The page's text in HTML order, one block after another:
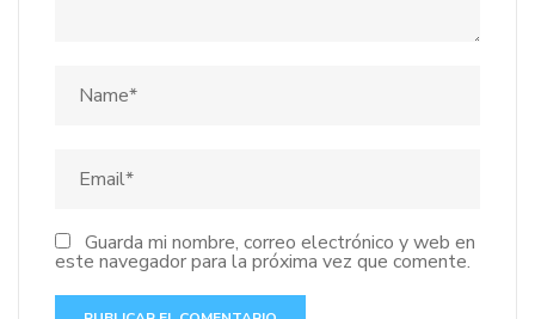
Guarda mi nombre, correo electrónico y web en
este navegador para la próxima vez que comente.